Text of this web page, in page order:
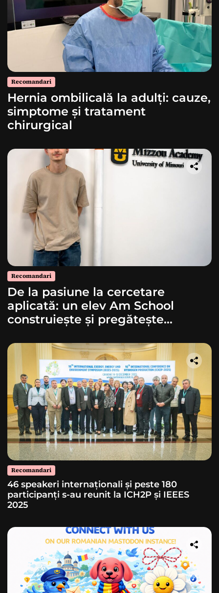
Recomandari
Hernia ombilicală la adulți: cauze,
simptome și tratament
chirurgical
Recomandari
De la pasiune la cercetare
aplicată: un elev Am School
construiește și pregătește
Recomandari
46 speakeri internaționali și peste 180
participanți s-au reunit la ICH2P și IEEES
2025